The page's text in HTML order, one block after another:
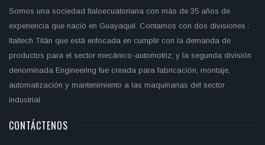
Somos una sociedad Italoecuatoriana con màs de 35 años de
experiencia que naciò en Guayaquil. Contamos con dos divisiones :
Italtech Titán que está enfocada en cumplir con la demanda de
productos para el sector mecànico-automotriz; y la segunda división
denominada Engineering fue creada para fabricación, montaje,
automatización y mantenimiento a las maquinarias del sector
industrial.
CONTÁCTENOS